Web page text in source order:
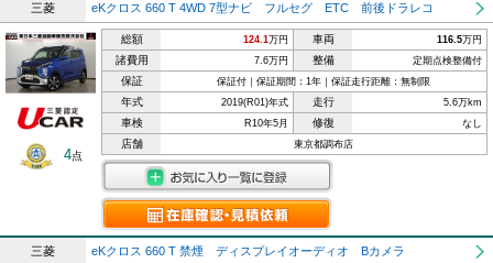
三菱 eKクロス 660 T 4WD 7型ナビ フルセグ ETC 前後ドラレコ
4点
総額 124.1万円 車両 116.5万円
諸費用 7.6万円 整備 定期点検整備付
保証 保証付｜保証期間：1年｜保証走行距離：無制限
年式 2019(R01)年式 走行 5.6万km
車検 R10年5月 修復 なし
店舗 東京都調布店
三菱 eKクロス 660 T 禁煙 ディスプレイオーディオ Bカメラ